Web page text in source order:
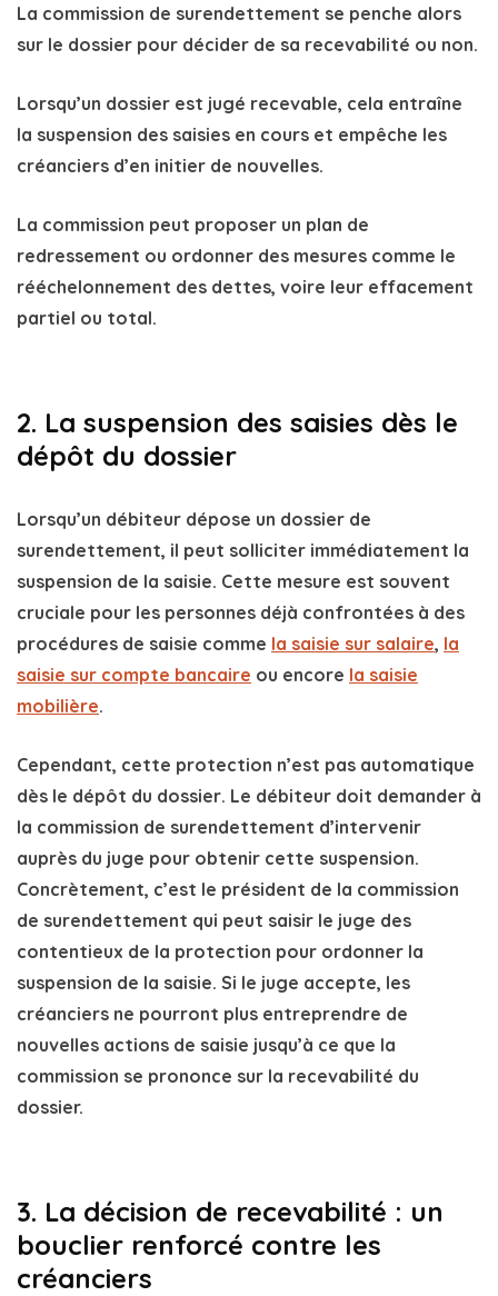
La commission de surendettement se penche alors
sur le dossier pour décider de sa recevabilité ou non.
Lorsqu’un dossier est jugé recevable, cela entraîne
la suspension des saisies en cours et empêche les
créanciers d’en initier de nouvelles.
La commission peut proposer un plan de
redressement ou ordonner des mesures comme le
rééchelonnement des dettes, voire leur effacement
partiel ou total.
2. La suspension des saisies dès le
dépôt du dossier
Lorsqu’un débiteur dépose un dossier de
surendettement, il peut solliciter immédiatement la
suspension de la saisie. Cette mesure est souvent
cruciale pour les personnes déjà confrontées à des
procédures de saisie comme la saisie sur salaire, la
saisie sur compte bancaire ou encore la saisie
mobilière.
Cependant, cette protection n’est pas automatique
dès le dépôt du dossier. Le débiteur doit demander à
la commission de surendettement d’intervenir
auprès du juge pour obtenir cette suspension.
Concrètement, c’est le président de la commission
de surendettement qui peut saisir le juge des
contentieux de la protection pour ordonner la
suspension de la saisie. Si le juge accepte, les
créanciers ne pourront plus entreprendre de
nouvelles actions de saisie jusqu’à ce que la
commission se prononce sur la recevabilité du
dossier.
3. La décision de recevabilité : un
bouclier renforcé contre les
créanciers